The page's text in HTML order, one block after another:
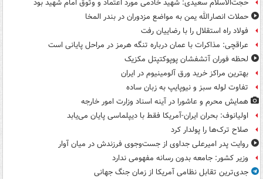
حجت‌الاسلام سعیدی: شهید خادمی مورد اعتماد و وثوق امام شهید بود
حملات انصارالله یمن به مواضع مزدوران در بندر المخا
فولاد راه استقلال را با رضاییان رفت
عراقچی: مذاکرات با عمان درباره تنگه هرمز در مراحل پایانی است
لحظه فوران آتشفشان پوپوکتپتل مکزیک
بهترین مراکز خرید ورق آلومینیوم در ایران
تفاوت لوله سبز و نیوپایپ به زبان ساده
همایش محرم و عاشورا در آینه اسناد وزارت امور خارجه
اولیانوف: بحران ایران-آمریکا فقط با دیپلماسی پایان می‌یابد
صلاح ترک‌ها را پولدار کرد
روایت پدر امیرعلی جداوی از جست‌وجوی فرزندش در میان آوار
وزیر کشور: جامعه بدون رسانه مفهومی ندارد
جدی‌ترین تقابل نظامی آمریکا از زمان جنگ جهانی